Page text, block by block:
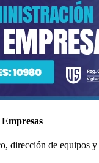
dirección de equipos